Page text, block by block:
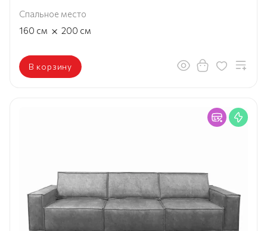
Спальное место
160 см × 200 см
В корзину